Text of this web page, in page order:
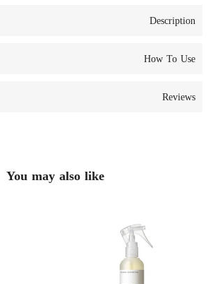
Description
How To Use
Reviews
You may also like